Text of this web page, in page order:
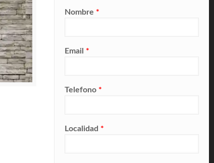
Nombre *
Email *
Telefono *
Localidad *